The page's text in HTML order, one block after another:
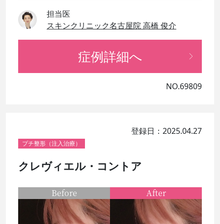
担当医
スキンクリニック名古屋院 高橋 俊介
症例詳細へ
NO.69809
登録日：2025.04.27
プチ整形（注入治療）
クレヴィエル・コントア
Before After